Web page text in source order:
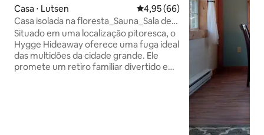
Casa ⋅ Lutsen 4,95 de uma avaliação média
4,95 (66)
Casa isolada na floresta_Sauna_Sala de
jogos aquecida
Situado em uma localização pitoresca, o
Hygge Hideaway oferece uma fuga ideal
das multidões da cidade grande. Ele
promete um retiro familiar divertido e